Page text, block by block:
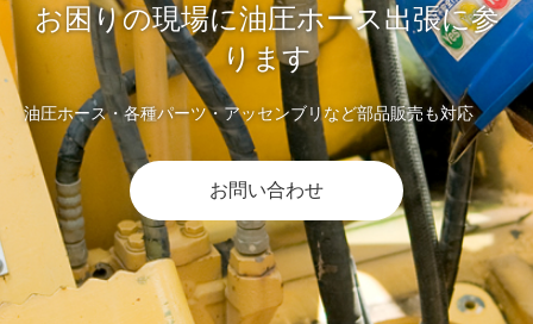
お困りの現場に油圧ホース出張に参
ります
油圧ホース・各種パーツ・アッセンブリなど部品販売も対応
お問い合わせ